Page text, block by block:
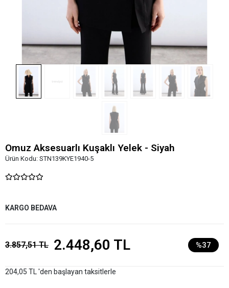
Omuz Aksesuarlı Kuşaklı Yelek - Siyah
Ürün Kodu: STN139KYE1940-5
KARGO BEDAVA
3.857,51 TL 2.448,60 TL %37
204,05 TL 'den başlayan taksitlerle